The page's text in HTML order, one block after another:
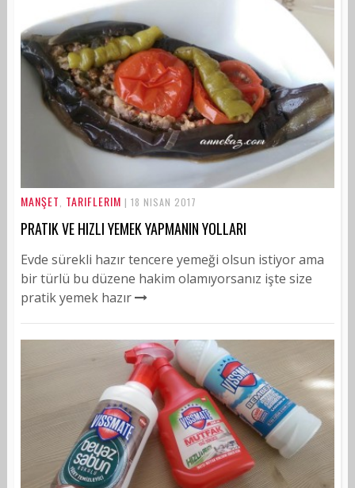
MANŞET TARIFLERIM | 18 NISAN 2017
PRATIK VE HIZLI YEMEK YAPMANIN YOLLARI
Evde sürekli hazır tencere yemeği olsun istiyor ama
bir türlü bu düzene hakim olamıyorsanız işte size
pratik yemek hazır